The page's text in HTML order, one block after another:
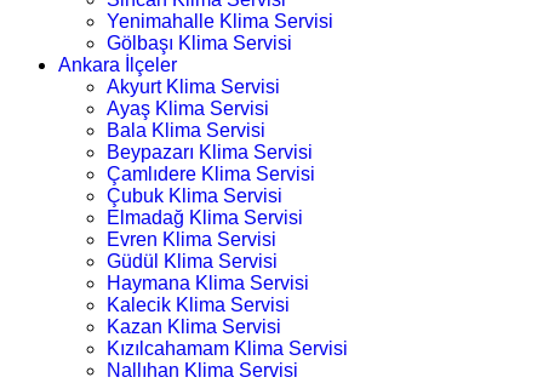
Yenimahalle Klima Servisi
Gölbaşı Klima Servisi
Ankara İlçeler
Akyurt Klima Servisi
Ayaş Klima Servisi
Bala Klima Servisi
Beypazarı Klima Servisi
Çamlıdere Klima Servisi
Çubuk Klima Servisi
Elmadağ Klima Servisi
Evren Klima Servisi
Güdül Klima Servisi
Haymana Klima Servisi
Kalecik Klima Servisi
Kazan Klima Servisi
Kızılcahamam Klima Servisi
Nallıhan Klima Servisi